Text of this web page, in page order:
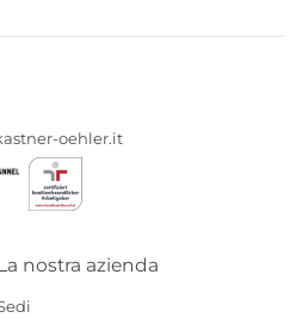
oehler.it
nostra azienda